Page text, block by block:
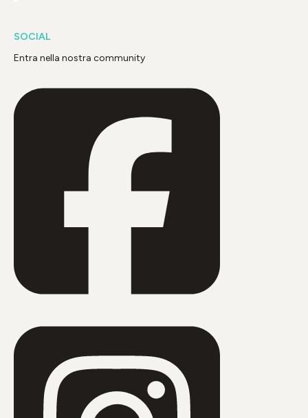
SOCIAL
Entra nella nostra community